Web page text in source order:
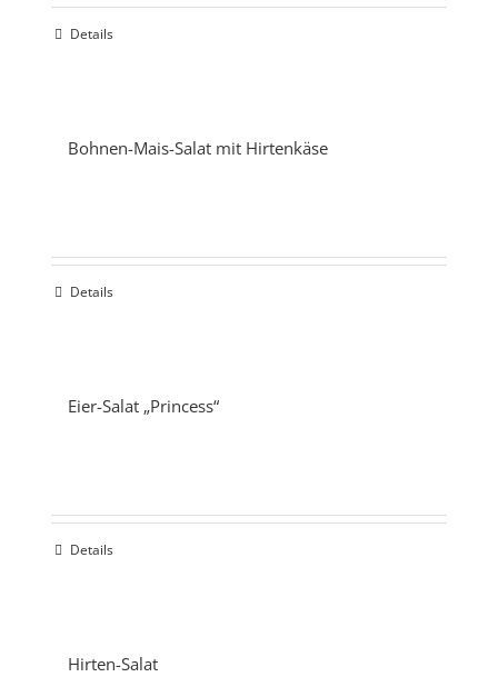
Details
Bohnen-Mais-Salat mit Hirtenkäse
Details
Eier-Salat „Princess“
Details
Hirten-Salat